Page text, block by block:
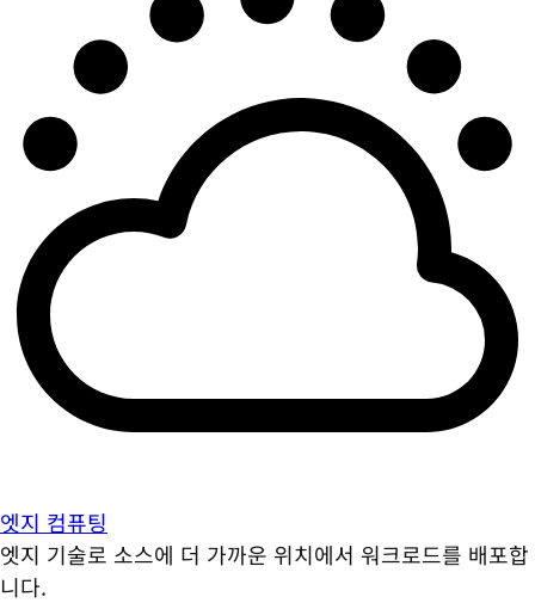
엣지 컴퓨팅
엣지 기술로 소스에 더 가까운 위치에서 워크로드를 배포합
니다.